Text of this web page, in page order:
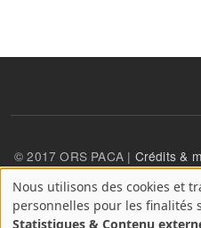
© 2017 ORS PACA | Crédits &
confidentialité
A
propos
Nous utilisons des cookies et
personnelles pour les finalités
Statistiques & Contenu